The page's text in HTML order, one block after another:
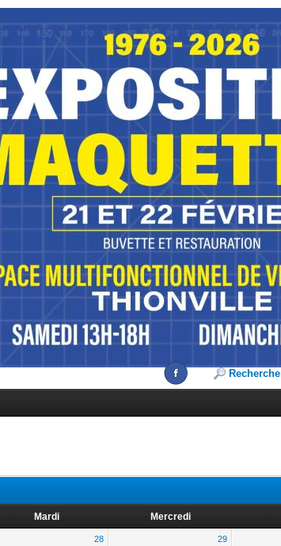
Recherche
Mardi Mercredi
28 29